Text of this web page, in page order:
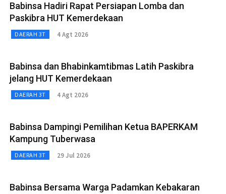
Babinsa Hadiri Rapat Persiapan Lomba dan
Paskibra HUT Kemerdekaan
DAERAH 3T 4 Agt 2026
Babinsa dan Bhabinkamtibmas Latih Paskibra
jelang HUT Kemerdekaan
DAERAH 3T 4 Agt 2026
Babinsa Dampingi Pemilihan Ketua BAPERKAM
Kampung Tuberwasa
DAERAH 3T 29 Jul 2026
Babinsa Bersama Warga Padamkan Kebakaran